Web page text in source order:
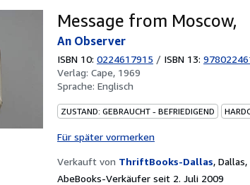
Message from Moscow,
An Observer
ISBN 10: 0224617915 / ISBN 13:
Verlag: Cape, 1969
Sprache: Englisch
ZUSTAND: GEBRAUCHT - BEFRIEDIGEND
Für später vormerken
Verkauft von ThriftBooks-Dallas, Dallas,
AbeBooks-Verkäufer seit 2. Juli 2009